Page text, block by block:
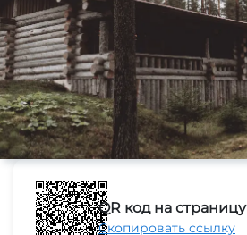
QR код на страницу
Скопировать ссылку